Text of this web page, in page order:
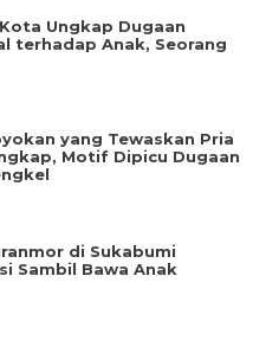
Ungkap Dugaan
terhadap Anak, Seorang
yang Tewaskan Pria
Motif Dipicu Dugaan
di Sukabumi
Sambil Bawa Anak